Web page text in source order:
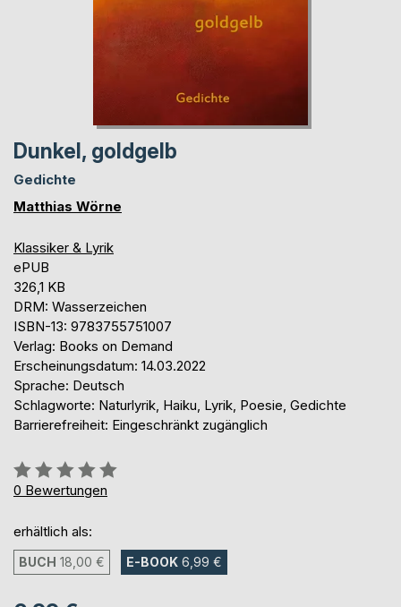
Dunkel, goldgelb
Gedichte
Matthias Wörne
Klassiker & Lyrik
ePUB
326,1 KB
DRM: Wasserzeichen
ISBN-13: 9783755751007
Verlag: Books on Demand
Erscheinungsdatum: 14.03.2022
Sprache: Deutsch
Schlagworte: Naturlyrik, Haiku, Lyrik, Poesie, Gedichte
Barrierefreiheit: Eingeschränkt zugänglich
Bewertung::
0%
0 Bewertungen
erhältlich als:
BUCH 18,00 € E-BOOK 6,99 €